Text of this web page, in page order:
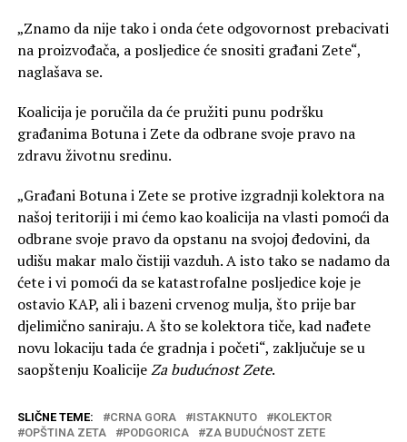
„Znamo da nije tako i onda ćete odgovornost prebacivati
na proizvođača, a posljedice će snositi građani Zete“,
naglašava se.
Koalicija je poručila da će pružiti punu podršku
građanima Botuna i Zete da odbrane svoje pravo na
zdravu životnu sredinu.
„Građani Botuna i Zete se protive izgradnji kolektora na
našoj teritoriji i mi ćemo kao koalicija na vlasti pomoći da
odbrane svoje pravo da opstanu na svojoj đedovini, da
udišu makar malo čistiji vazduh. A isto tako se nadamo da
ćete i vi pomoći da se katastrofalne posljedice koje je
ostavio KAP, ali i bazeni crvenog mulja, što prije bar
djelimično saniraju. A što se kolektora tiče, kad nađete
novu lokaciju tada će gradnja i početi“, zaključuje se u
saopštenju KoalicijeZa budućnost Zete.
SLIČNE TEME: CRNA GORA ISTAKNUTO
KOLEKTOR
OPŠTINA ZETA
PODGORICA ZA BUDUĆNOST ZETE